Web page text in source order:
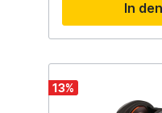
Angelruten. 13
für den Einsatz
als auch für das
Rollen, die
Qualität sind, hat
Köder im Sortiment.
In
13%